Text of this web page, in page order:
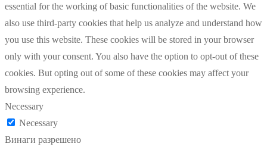
essential for the working of basic functionalities of the website. We
also use third-party cookies that help us analyze and understand how
you use this website. These cookies will be stored in your browser
only with your consent. You also have the option to opt-out of these
cookies. But opting out of some of these cookies may affect your
browsing experience.
Necessary
Necessary
Винаги разрешено